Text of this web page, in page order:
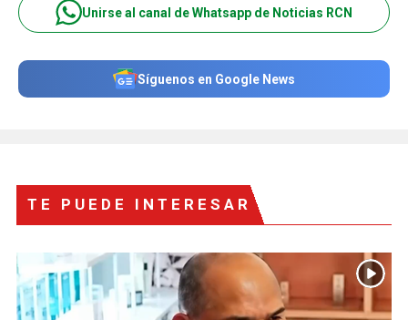
Unirse al canal de Whatsapp de Noticias RCN
Síguenos en Google News
TE PUEDE INTERESAR